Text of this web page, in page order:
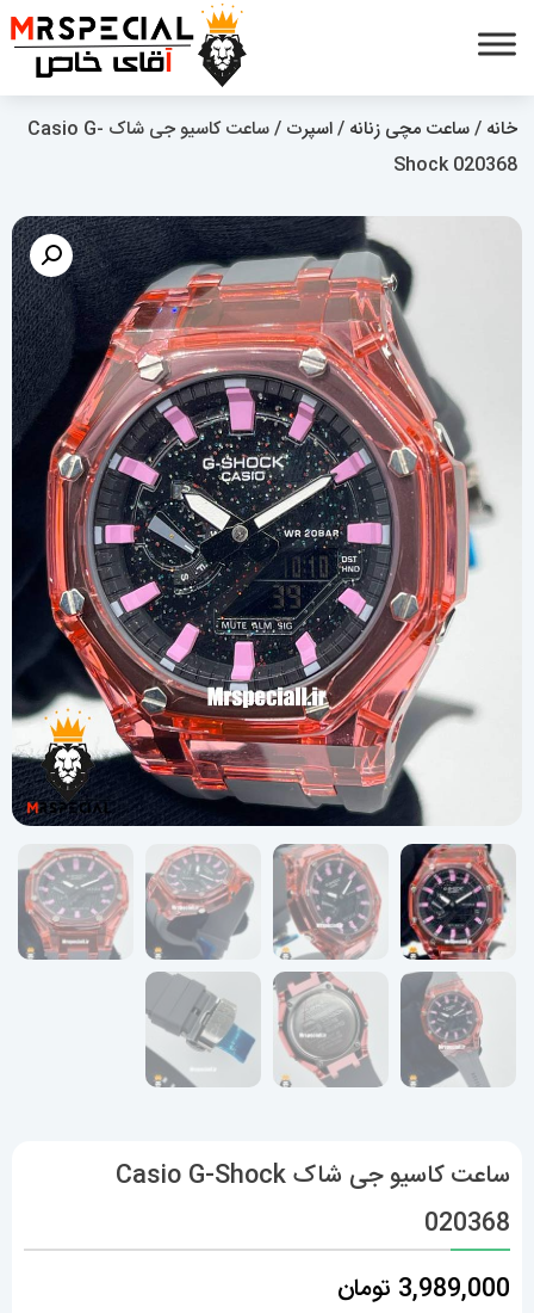
خانه /ساعت مچی زنانه /اسپرت
/ ساعت کاسیو جی شاک Casio G-
Shock 020368
ساعت کاسیو جی شاک Casio G-Shock
020368
3,989,000 تومان